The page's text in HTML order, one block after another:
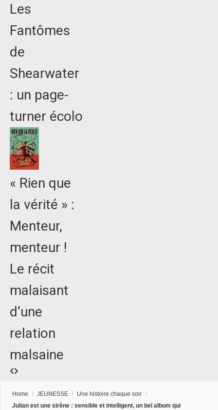
Les
Fantômes
de
Shearwater
: un page-
turner écolo
« Rien que
la vérité » :
Menteur,
menteur !
Le récit
malaisant
d’une
relation
malsaine
Home / JEUNESSE / Une histoire chaque soir /
Julian est une sirène : sensible et intelligent, un bel album qui